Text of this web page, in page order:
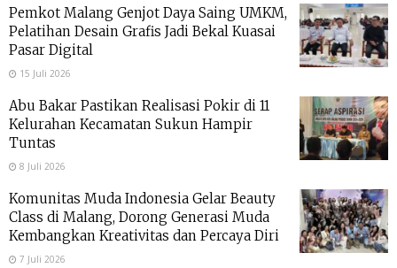
Pemkot Malang Genjot Daya Saing UMKM,
Pelatihan Desain Grafis Jadi Bekal Kuasai
Pasar Digital
15 Juli 2026
Abu Bakar Pastikan Realisasi Pokir di 11
Kelurahan Kecamatan Sukun Hampir
Tuntas
8 Juli 2026
Komunitas Muda Indonesia Gelar Beauty
Class di Malang, Dorong Generasi Muda
Kembangkan Kreativitas dan Percaya Diri
7 Juli 2026